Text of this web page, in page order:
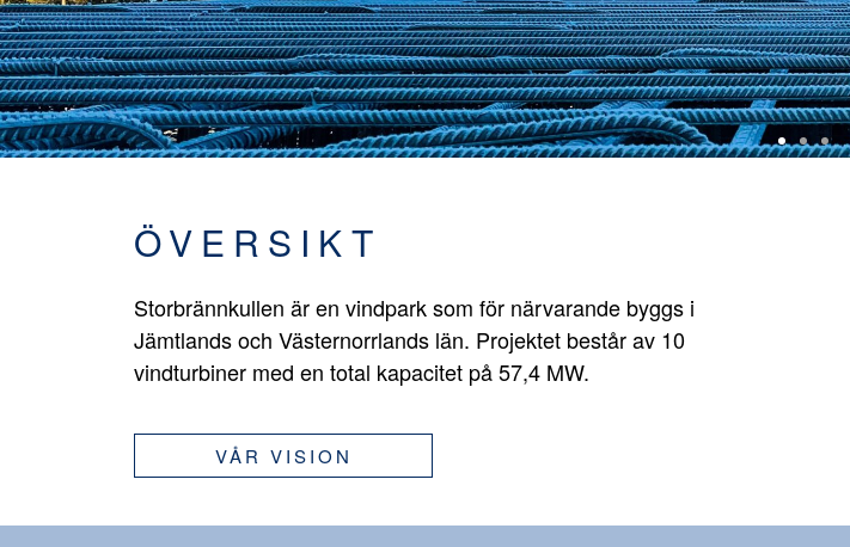
ÖVERSIKT
Storbrännkullen är en vindpark som för närvarande byggs i
Jämtlands och Västernorrlands län. Projektet består av 10
vindturbiner med en total kapacitet på 57,4 MW.
VÅR VISION